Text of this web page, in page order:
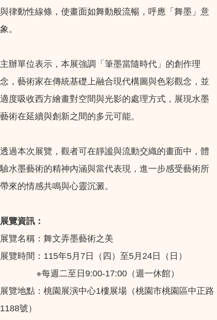
與律動性線條，使畫面如舞動般流暢，呼應「舞墨」意
象。
主辦單位表示，本展強調「筆墨當隨時代」的創作理
念，藝術家在傳統基礎上融合現代構圖與色彩觀念，並
適度吸收西方繪畫對空間與光影的處理方式，展現水墨
藝術在延續與創新之間的多元可能。
透過本次展覽，觀者可在靜謐與流動交織的畫面中，體
驗水墨藝術的精神內涵與當代表現，進一步感受藝術所
帶來的情感共鳴與心靈沉澱。
展覽資訊：
展覽名稱：舞文弄墨藝術之美
展覽時間：115年5月7日（四）至5月24日（日）
※每週二至日9:00-17:00（週一休館）
展覽地點：桃園展演中心1樓展場（桃園市桃園區中正路
1188號）